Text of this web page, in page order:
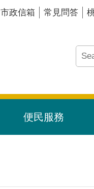
市政信箱 常見問答
便民服務